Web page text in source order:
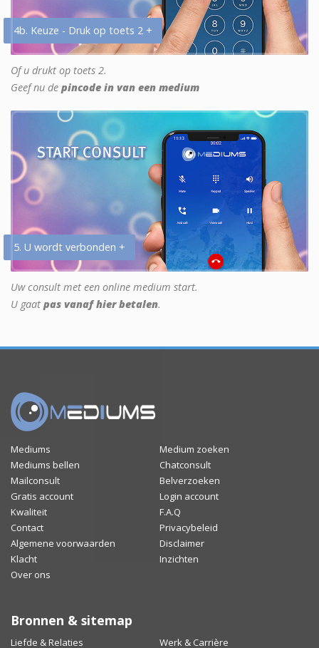
4b. Keuze - Druk op toets 2 +
Of u drukt op toets 2.
Geef nu de pincode in van een medium
5. U wordt verbonden +
Uw consult met een online medium start.
U gaat pas vanaf hier betalen.
Mediums
Medium zoeken
Mediums bellen
Chatconsult
Mailconsult
Belverzoeken
Gratis account
Login account
Kwaliteit
F.A.Q
Contact
Privacybeleid
Algemene voorwaarden
Disclaimer
Klacht
Inzichten
Over ons
Bronnen & sitemap
Liefde & Relaties Werk & Carrière